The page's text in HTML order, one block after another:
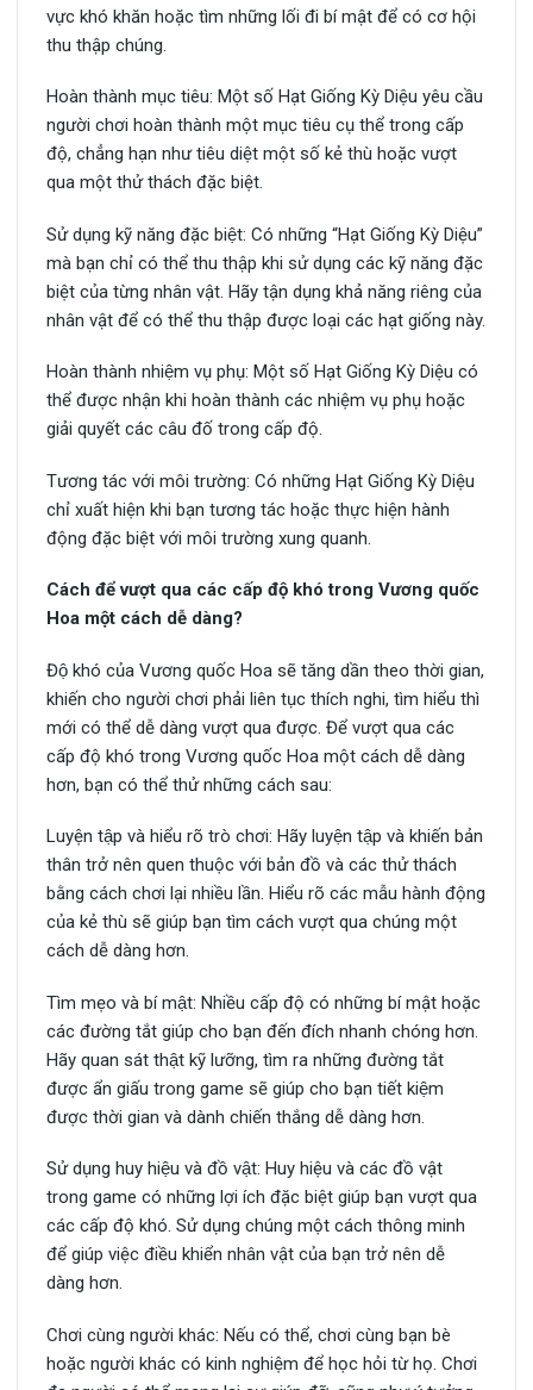
vực khó khăn hoặc tìm những lối đi bí mật để có cơ hội
thu thập chúng.
Hoàn thành mục tiêu: Một số Hạt Giống Kỳ Diệu yêu cầu
người chơi hoàn thành một mục tiêu cụ thể trong cấp
độ, chẳng hạn như tiêu diệt một số kẻ thù hoặc vượt
qua một thử thách đặc biệt.
Sử dụng kỹ năng đặc biệt: Có những “Hạt Giống Kỳ Diệu”
mà bạn chỉ có thể thu thập khi sử dụng các kỹ năng đặc
biệt của từng nhân vật. Hãy tận dụng khả năng riêng của
nhân vật để có thể thu thập được loại các hạt giống này.
Hoàn thành nhiệm vụ phụ: Một số Hạt Giống Kỳ Diệu có
thể được nhận khi hoàn thành các nhiệm vụ phụ hoặc
giải quyết các câu đố trong cấp độ.
Tương tác với môi trường: Có những Hạt Giống Kỳ Diệu
chỉ xuất hiện khi bạn tương tác hoặc thực hiện hành
động đặc biệt với môi trường xung quanh.
Cách để vượt qua các cấp độ khó trong Vương quốc
Hoa một cách dễ dàng?
Độ khó của Vương quốc Hoa sẽ tăng dần theo thời gian,
khiến cho người chơi phải liên tục thích nghi, tìm hiểu thì
mới có thể dễ dàng vượt qua được. Để vượt qua các
cấp độ khó trong Vương quốc Hoa một cách dễ dàng
hơn, bạn có thể thử những cách sau:
Luyện tập và hiểu rõ trò chơi: Hãy luyện tập và khiến bản
thân trở nên quen thuộc với bản đồ và các thử thách
bằng cách chơi lại nhiều lần. Hiểu rõ các mẫu hành động
của kẻ thù sẽ giúp bạn tìm cách vượt qua chúng một
cách dễ dàng hơn.
Tìm mẹo và bí mật: Nhiều cấp độ có những bí mật hoặc
các đường tắt giúp cho bạn đến đích nhanh chóng hơn.
Hãy quan sát thật kỹ lưỡng, tìm ra những đường tắt
được ẩn giấu trong game sẽ giúp cho bạn tiết kiệm
được thời gian và dành chiến thắng dễ dàng hơn.
Sử dụng huy hiệu và đồ vật: Huy hiệu và các đồ vật
trong game có những lợi ích đặc biệt giúp bạn vượt qua
các cấp độ khó. Sử dụng chúng một cách thông minh
để giúp việc điều khiển nhân vật của bạn trở nên dễ
dàng hơn.
Chơi cùng người khác: Nếu có thể, chơi cùng bạn bè
hoặc người khác có kinh nghiệm để học hỏi từ họ. Chơi